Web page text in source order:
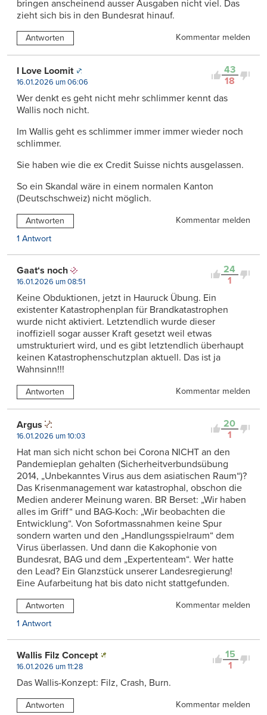
bringen anscheinend ausser Ausgaben nicht viel. Das
zieht sich bis in den Bundesrat hinauf.
Antworten Kommentar melden
43
18
I Love Loomit
16.01.2026 um 06:06
Wer denkt es geht nicht mehr schlimmer kennt das
Wallis noch nicht.
Im Wallis geht es schlimmer immer immer wieder noch
schlimmer.
Sie haben wie die ex Credit Suisse nichts ausgelassen.
So ein Skandal wäre in einem normalen Kanton
(Deutschschweiz) nicht möglich.
Antworten
Kommentar melden
1 Antwort
24
1
Gaat‘s noch
16.01.2026 um 08:51
Keine Obduktionen, jetzt in Hauruck Übung. Ein
existenter Katastrophenplan für Brandkatastrophen
wurde nicht aktiviert. Letztendlich wurde dieser
inoffiziell sogar ausser Kraft gesetzt weil etwas
umstrukturiert wird, und es gibt letztendlich überhaupt
keinen Katastrophenschutzplan aktuell. Das ist ja
Wahnsinn!!!
Antworten Kommentar melden
20
1
Argus
16.01.2026 um 10:03
Hat man sich nicht schon bei Corona NICHT an den
Pandemieplan gehalten (Sicherheitverbundsübung
2014, „Unbekanntes Virus aus dem asiatischen Raum“)?
Das Krisenmanagement war katastrophal, obschon die
Medien anderer Meinung waren. BR Berset: „Wir haben
alles im Griff“ und BAG-Koch: „Wir beobachten die
Entwicklung“. Von Sofortmassnahmen keine Spur
sondern warten und den „Handlungsspielraum“ dem
Virus überlassen. Und dann die Kakophonie von
Bundesrat, BAG und dem „Expertenteam“. Wer hatte
den Lead? Ein Glanzstück unserer Landesregierung!
Eine Aufarbeitung hat bis dato nicht stattgefunden.
Antworten
Kommentar melden
1 Antwort
15
1
Wallis Filz Concept
16.01.2026 um 11:28
Das Wallis-Konzept: Filz, Crash, Burn.
Antworten Kommentar melden